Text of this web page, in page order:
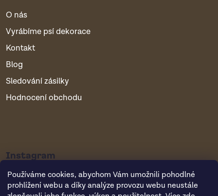
Používáme cookies, abychom Vám umožnili pohodlné
prohlížení webu a díky analýze provozu webu neustále
O nás
Vyrábíme psí dekorace
Kontakt
Blog
Sledování zásilky
Hodnocení obchodu
Instagram